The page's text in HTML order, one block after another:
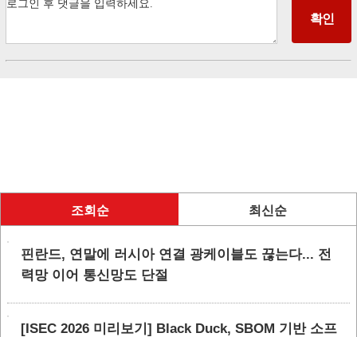
조회순 최신순
핀란드, 연말에 러시아 연결 광케이블도 끊는다... 전
력망 이어 통신망도 단절
[ISEC 2026 미리보기] Black Duck, SBOM 기반 소프